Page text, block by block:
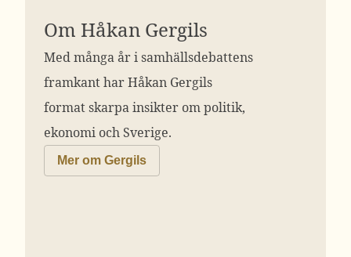
Om Håkan Gergils
Med många år i samhällsdebattens
framkant har Håkan Gergils
format skarpa insikter om politik,
ekonomi och Sverige.
Mer om Gergils